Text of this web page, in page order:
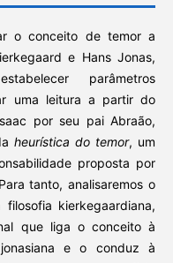
o conceito de temor a
e Hans Jonas,
parâmetros
uma leitura a partir do
por seu pai Abraão,
heurística do temor, um
proposta por
tanto, analisaremos o
filosofia kierkegaardiana,
que liga o conceito à
e o conduz à